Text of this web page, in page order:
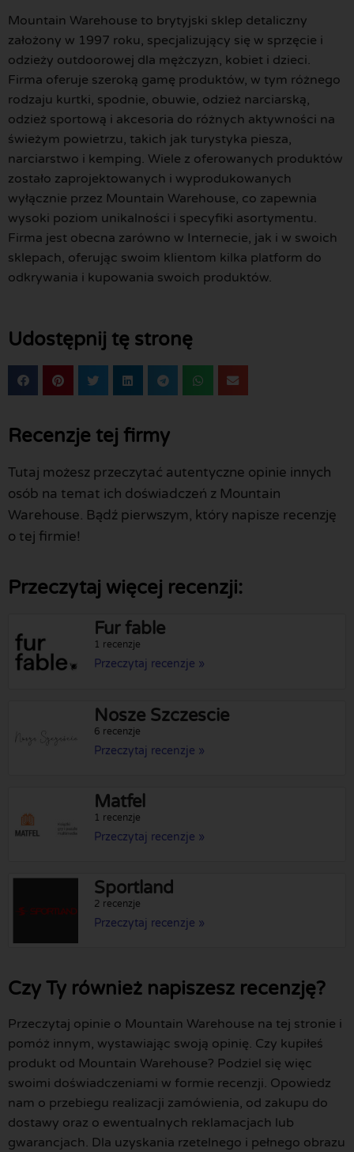
Mountain Warehouse to brytyjski sklep detaliczny
założony w 1997 roku, specjalizujący się w sprzęcie i
odzieży outdoorowej dla mężczyzn, kobiet i dzieci.
Firma oferuje szeroką gamę produktów, w tym różnego
rodzaju kurtki, spodnie, obuwie, odzież narciarską,
odzież sportową i akcesoria do różnych aktywności na
świeżym powietrzu, takich jak turystyka piesza,
narciarstwo i kemping. Wiele z oferowanych produktów
zostało zaprojektowanych i wyprodukowanych
wyłącznie przez Mountain Warehouse, co zapewnia
wysoki poziom unikalności i specyfiki asortymentu.
Firma jest obecna zarówno w Internecie, jak i w swoich
sklepach, oferując swoim klientom kilka platform do
odkrywania i kupowania swoich produktów.
Udostępnij tę stronę
Recenzje tej firmy
Tutaj możesz przeczytać autentyczne opinie innych
osób na temat ich doświadczeń z Mountain
Warehouse. Bądź pierwszym, który napisze recenzję
o tej firmie!
Przeczytaj więcej recenzji:
Fur fable
1 recenzje
Przeczytaj recenzje »
Nosze Szczescie
6 recenzje
Przeczytaj recenzje »
Matfel
1 recenzje
Przeczytaj recenzje »
Sportland
2 recenzje
Przeczytaj recenzje »
Czy Ty również napiszesz recenzję?
Przeczytaj opinie o Mountain Warehouse na tej stronie i
pomóż innym, wystawiając swoją opinię. Czy kupiłeś
produkt od Mountain Warehouse? Podziel się więc
swoimi doświadczeniami w formie recenzji. Opowiedz
nam o przebiegu realizacji zamówienia, od zakupu do
dostawy oraz o ewentualnych reklamacjach lub
gwarancjach. Dla uzyskania rzetelnego i pełnego obrazu